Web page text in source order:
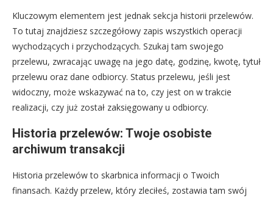
Kluczowym elementem jest jednak sekcja historii przelewów.
To tutaj znajdziesz szczegółowy zapis wszystkich operacji
wychodzących i przychodzących. Szukaj tam swojego
przelewu, zwracając uwagę na jego datę, godzinę, kwotę, tytuł
przelewu oraz dane odbiorcy. Status przelewu, jeśli jest
widoczny, może wskazywać na to, czy jest on w trakcie
realizacji, czy już został zaksięgowany u odbiorcy.
Historia przelewów: Twoje osobiste
archiwum transakcji
Historia przelewów to skarbnica informacji o Twoich
finansach. Każdy przelew, który zleciłeś, zostawia tam swój